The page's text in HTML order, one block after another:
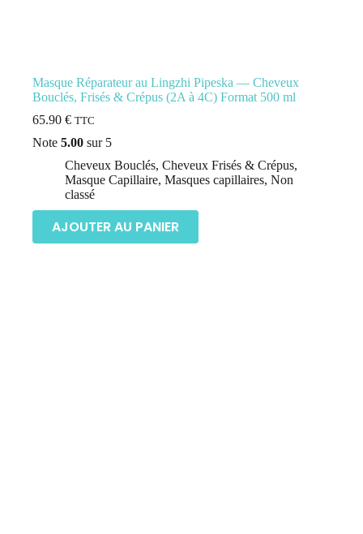
Masque Réparateur au Lingzhi Pipeska –– Cheveux
Bouclés, Frisés & Crépus (2A à 4C) Format 500 ml
65.90 € TTC
Note 5.00 sur 5
Cheveux Bouclés, Cheveux Frisés & Crépus,
Masque Capillaire, Masques capillaires, Non
classé
AJOUTER AU PANIER